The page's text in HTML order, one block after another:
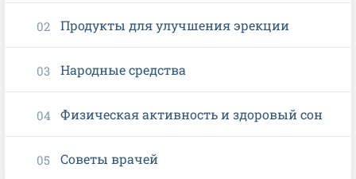
Продукты для улучшения эрекции
Народные средства
Физическая активность и здоровый сон
Советы врачей